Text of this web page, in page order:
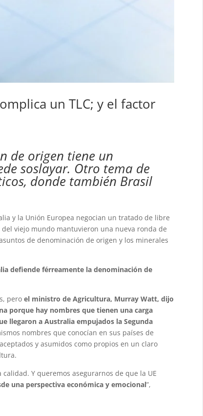
un TLC; y el factor
de origen tiene un
soslayar. Otro tema de
donde también Brasil
y la Unión Europea negocian un tratado de libre
viejo mundo mantuvieron una nueva ronda de
de denominación de origen y los minerales
defiende férreamente la denominación de
peroel ministro de Agricultura, Murray Watt, dijo
porque hay nombres que tienen una carga
llegaron a Australia empujados la Segunda
nombres que conocían en sus países de
y asumidos como propios en un claro
Y queremos asegurarnos de que la UE
una perspectiva económica y emocional”,